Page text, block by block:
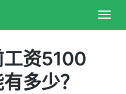
工资5100
多少？